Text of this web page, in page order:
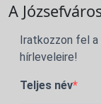
A
Iratkozzon fel a
hírleveleire!
Teljes név